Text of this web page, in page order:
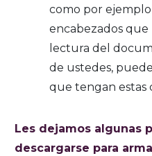
como por
encabezados que
lectura del
de ustedes,
que tengan estas
Les dejamos algunas
descargarse para